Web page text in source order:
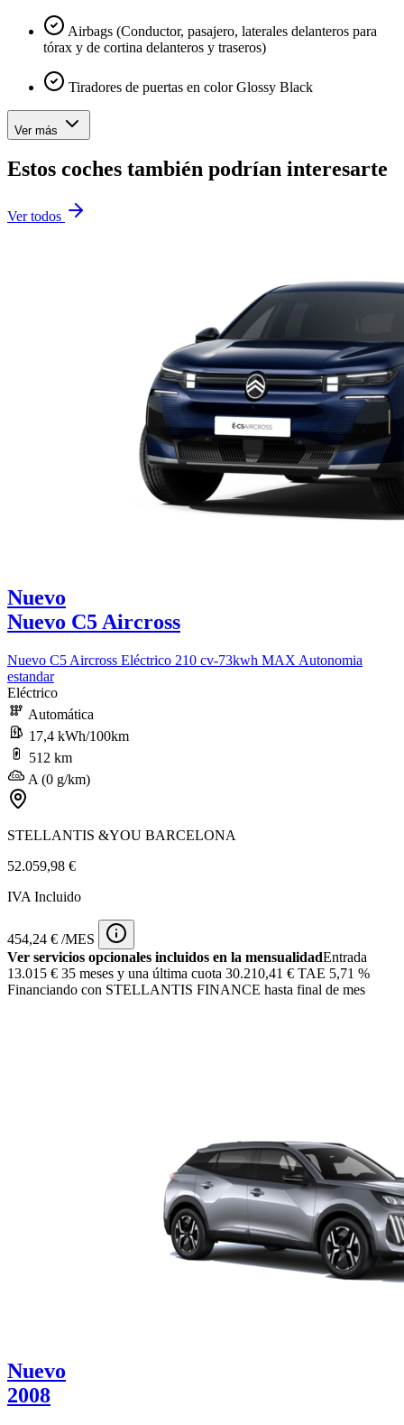
Airbags (Conductor, pasajero, laterales delanteros para
tórax y de cortina delanteros y traseros)
Tiradores de puertas en color Glossy Black
Ver más
Estos coches también podrían interesarte
Ver todos
Nuevo
Nuevo C5 Aircross
Nuevo C5 Aircross Eléctrico 210 cv-73kwh MAX Autonomia
estandar
Eléctrico
Automática
17,4 kWh/100km
512 km
A (0 g/km)
STELLANTIS &YOU BARCELONA
52.059,98 €
IVA Incluido
454,24 € /MES
Ver servicios opcionales incluidos en la mensualidadEntrada
13.015 € 35 meses y una última cuota 30.210,41 € TAE 5,71 %
Financiando con STELLANTIS FINANCE hasta final de mes
Nuevo
2008